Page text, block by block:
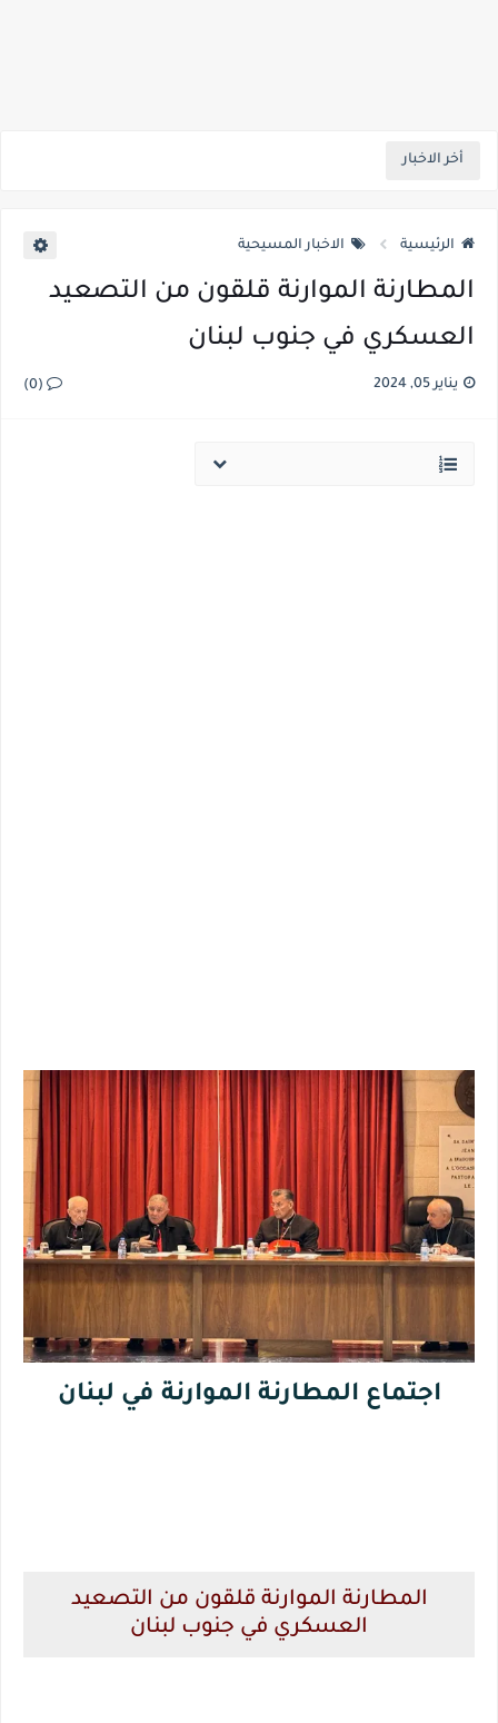
أخر الاخبار
الرئيسية الاخبار المسيحية
المطارنة الموارنة قلقون من التصعيد
العسكري في جنوب لبنان
يناير 05, 2024 (0)
اجتماع المطارنة الموارنة في لبنان
المطارنة الموارنة قلقون من التصعيد
العسكري في جنوب لبنان